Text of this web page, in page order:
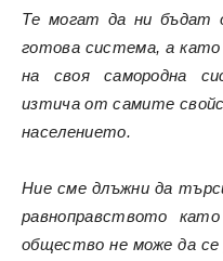
Те могат да ни бъдат
готова система, а
на своя самородна
изтича от самите
населението.
Ние сме длъжни да
равноправството
общество не може да се